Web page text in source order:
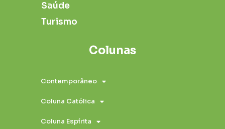
Saúde
Turismo
Colunas
Contemporâneo
Coluna Católica
Coluna Espírita